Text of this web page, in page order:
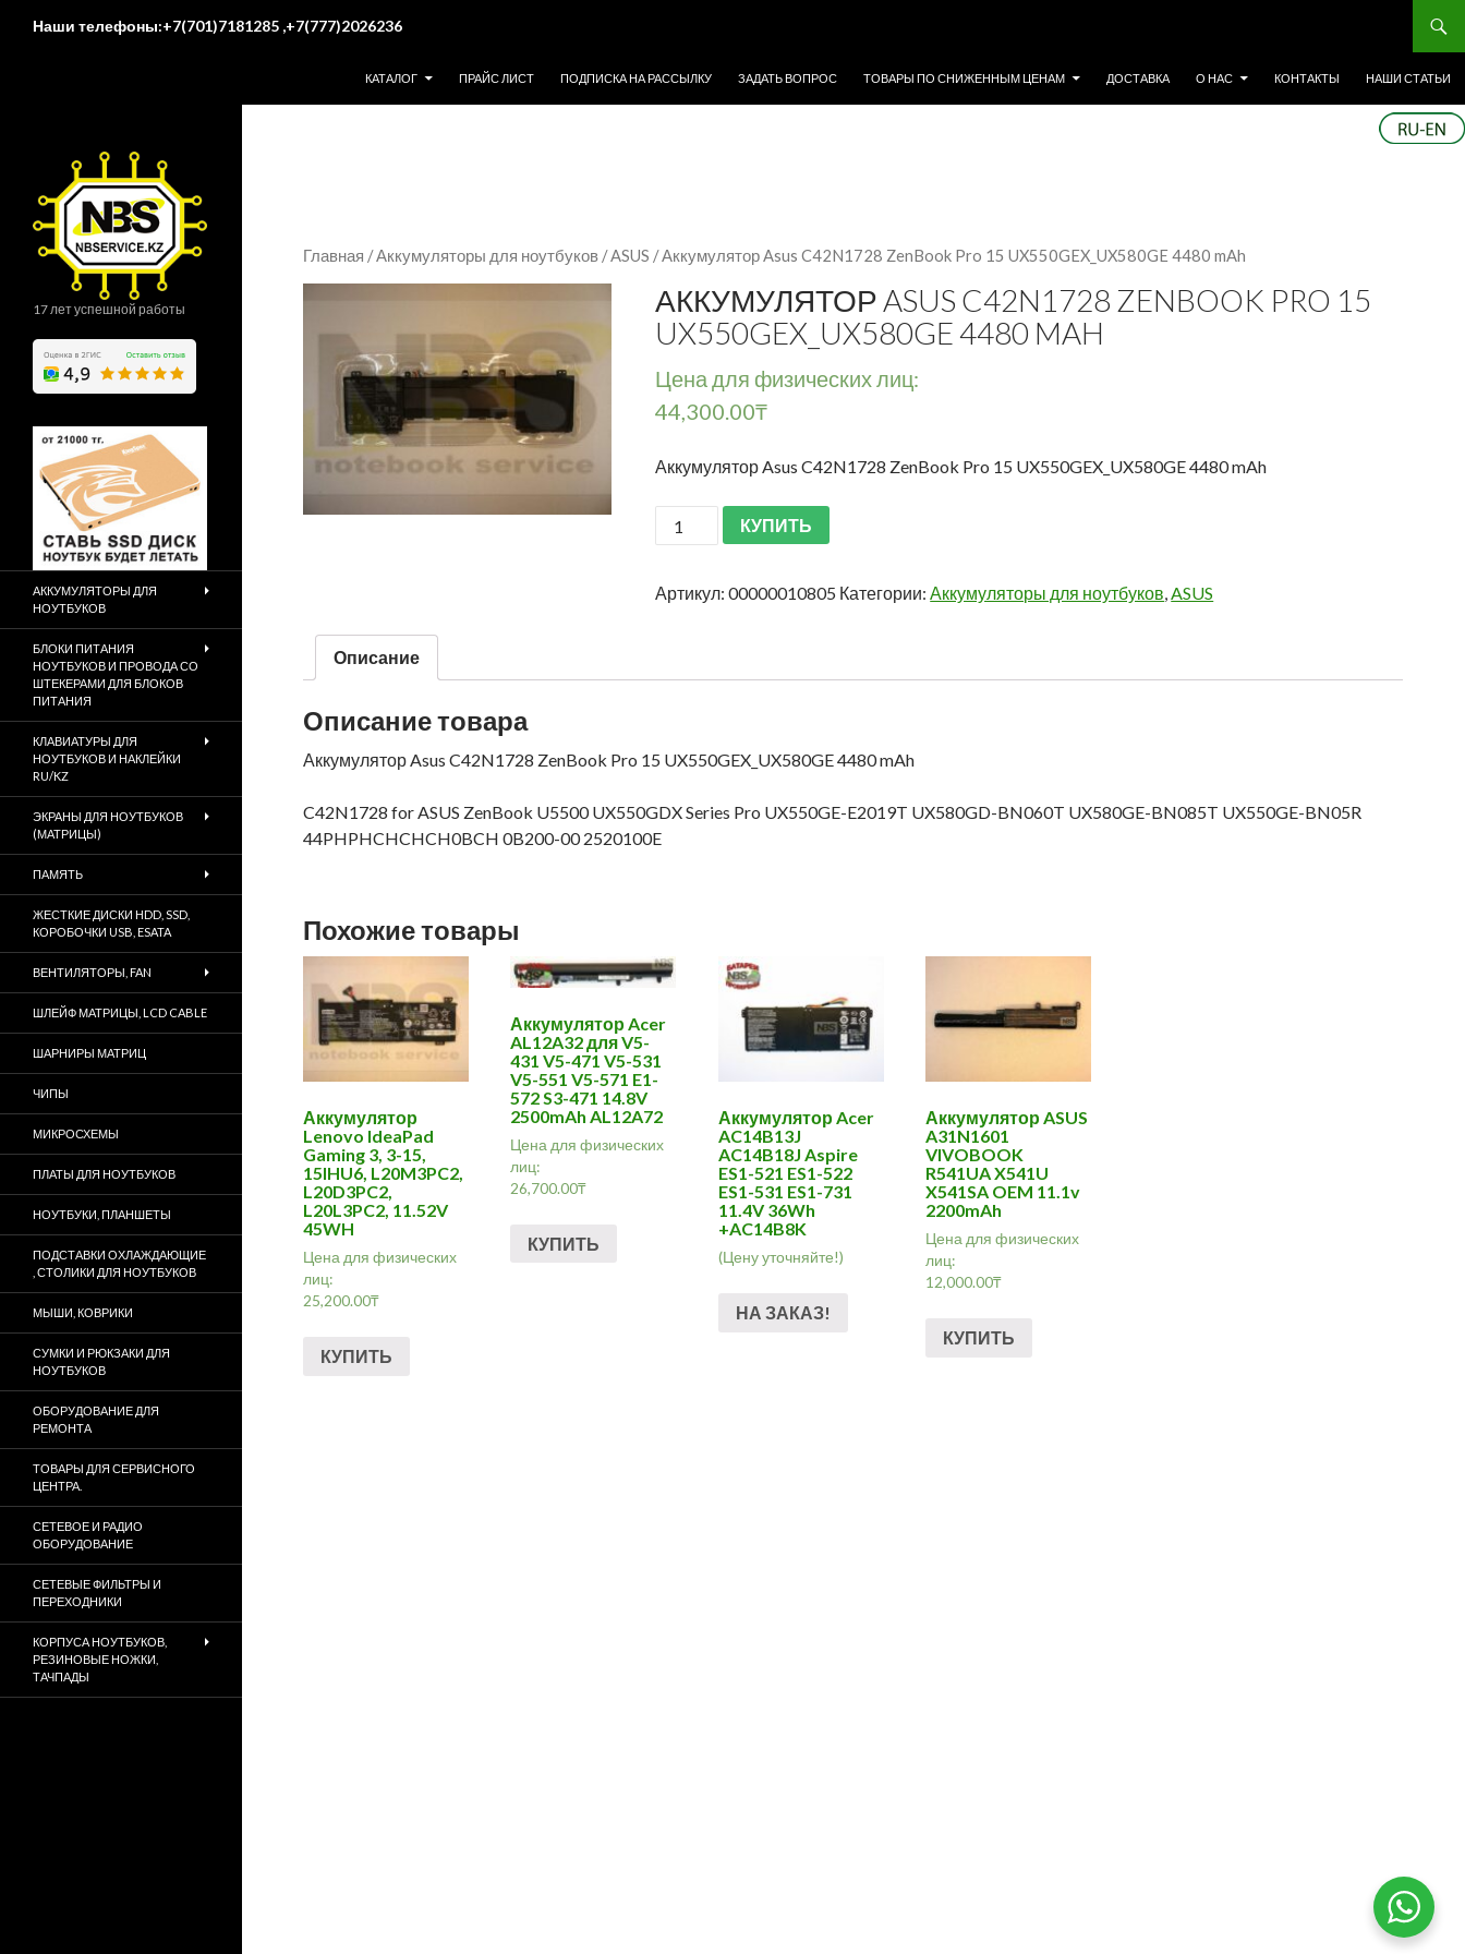
Наши телефоны:+7(701)7181285 ,+7(777)2026236
КАТАЛОГ
ПРАЙС ЛИСТ ПОДПИСКА НА РАССЫЛКУ ЗАДАТЬ ВОПРОС ТОВАРЫ ПО СНИЖЕННЫМ ЦЕНАМ ДОСТАВКА О НАС КОНТАКТЫ НАШИ СТАТЬИ
Главная /Аккумуляторы для ноутбуков /ASUS / Аккумулятор Asus C42N1728 ZenBook Pro 15 UX550GEX_UX580GE 4480 mAh
АККУМУЛЯТОР ASUS C42N1728 ZENBOOK PRO 15
UX550GEX_UX580GE 4480 MAH
Цена для физических лиц:
44,300.00₸
Аккумулятор Asus C42N1728 ZenBook Pro 15 UX550GEX_UX580GE 4480 mAh
КУПИТЬ
Артикул:00000010805 Категории: Аккумуляторы для ноутбуков ASUS
Описание
Описание товара
Аккумулятор Asus C42N1728 ZenBook Pro 15 UX550GEX_UX580GE 4480 mAh
C42N1728 for ASUS ZenBook U5500 UX550GDX Series Pro UX550GE-E2019T UX580GD-BN060T UX580GE-BN085T UX550GE-BN05R
44PHPHCHCHCH0BCH 0B200-00 2520100E
Похожие товары
Аккумулятор
Lenovo IdeaPad
Gaming 3, 3-15,
15IHU6, L20M3PC2,
L20D3PC2,
L20L3PC2, 11.52V
45WH
Цена для физических
лиц:
25,200.00₸
КУПИТЬ
Аккумулятор Acer
AL12A32 для V5-
431 V5-471 V5-531
V5-551 V5-571 E1-
572 S3-471 14.8V
2500mAh AL12A72
Цена для физических
лиц:
26,700.00₸
КУПИТЬ
Аккумулятор Acer
AC14B13J
AC14B18J Aspire
ES1-521 ES1-522
ES1-531 ES1-731
11.4V 36Wh
+AC14B8K
(Цену уточняйте!)
НА ЗАКАЗ!
Аккумулятор ASUS
A31N1601
VIVOBOOK
R541UA X541U
X541SA OEM 11.1v
2200mAh
Цена для физических
лиц:
12,000.00₸
КУПИТЬ
17 лет успешной работы
АККУМУЛЯТОРЫ ДЛЯ
НОУТБУКОВ
БЛОКИ ПИТАНИЯ
НОУТБУКОВ И ПРОВОДА СО
ШТЕКЕРАМИ ДЛЯ БЛОКОВ
ПИТАНИЯ
КЛАВИАТУРЫ ДЛЯ
НОУТБУКОВ И НАКЛЕЙКИ
RU/KZ
ЭКРАНЫ ДЛЯ НОУТБУКОВ
(МАТРИЦЫ)
ПАМЯТЬ
ЖЕСТКИЕ ДИСКИ HDD, SSD,
КОРОБОЧКИ USB, ESATA
ВЕНТИЛЯТОРЫ, FAN
ШЛЕЙФ МАТРИЦЫ, LCD CABLE
ШАРНИРЫ МАТРИЦ
ЧИПЫ
МИКРОСХЕМЫ
ПЛАТЫ ДЛЯ НОУТБУКОВ
НОУТБУКИ, ПЛАНШЕТЫ
ПОДСТАВКИ ОХЛАЖДАЮЩИЕ
, СТОЛИКИ ДЛЯ НОУТБУКОВ
МЫШИ, КОВРИКИ
СУМКИ И РЮКЗАКИ ДЛЯ
НОУТБУКОВ
ОБОРУДОВАНИЕ ДЛЯ
РЕМОНТА
ТОВАРЫ ДЛЯ СЕРВИСНОГО
ЦЕНТРА.
СЕТЕВОЕ И РАДИО
ОБОРУДОВАНИЕ
СЕТЕВЫЕ ФИЛЬТРЫ И
ПЕРЕХОДНИКИ
КОРПУСА НОУТБУКОВ,
РЕЗИНОВЫЕ НОЖКИ,
ТАЧПАДЫ